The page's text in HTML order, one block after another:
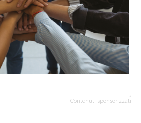
Contenuti sponsorizzati